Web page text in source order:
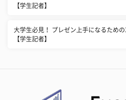
【学生記者】
大学生必見！ プレゼン上手になるため
【学生記者】